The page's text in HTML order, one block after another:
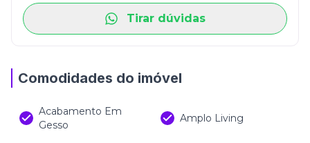
Tirar dúvidas
Comodidades do imóvel
Acabamento Em
Gesso
Amplo Living